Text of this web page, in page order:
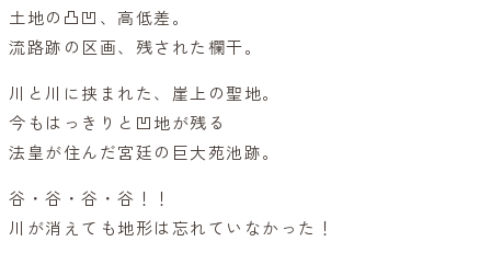
土地の凸凹、高低差。
流路跡の区画、残された欄干。
川と川に挟まれた、崖上の聖地。
今もはっきりと凹地が残る
法皇が住んだ宮廷の巨大苑池跡。
谷・谷・谷・谷！！
川が消えても地形は忘れていなかった！